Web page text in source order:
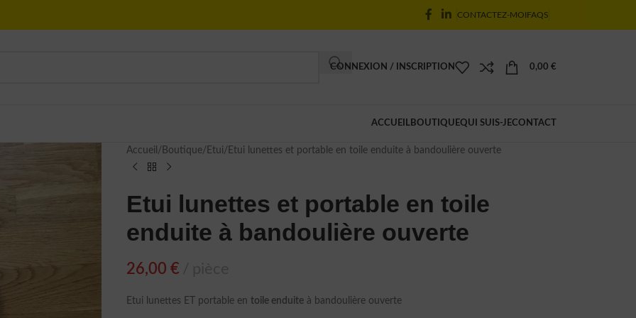
CONTACTEZ-MOIFAQS
CONNEXION / INSCRIPTION 0,00 €
ACCUEIL BOUTIQUEQUI SUIS-JECONTACT
Accueil Boutique Etui Etui lunettes et portable en toile enduite à bandoulière ouverte
Etui lunettes et portable en toile
enduite à bandoulière ouverte
26,00 €
Etui lunettes ET portable en toile enduiteà bandoulière ouverte